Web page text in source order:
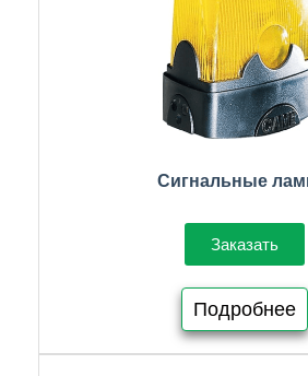
Сигнальные
Заказать
Подробнее